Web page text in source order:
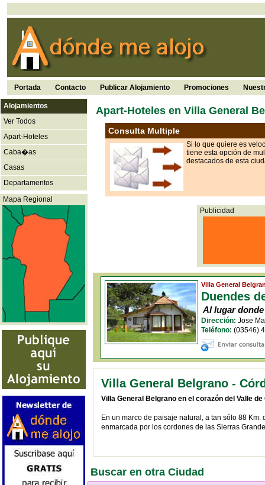
Portada Contacto Publicar Alojamiento Promociones
Alojamientos
Ver Todos
Apart-Hoteles
Caba�as
Casas
Departamentos
Mapa Regional
Apart-Hoteles en Villa General
Consulta Multiple
Si lo que quiere es
tiene esta opción de
destacados de esta
Publicidad
Villa General
Duendes
Al lugar
Dirección: Jose
Teléfono: (03546)
Villa General Belgrano -
Villa General Belgrano en el corazón del Valle
En un marco de paisaje natural, a tan sólo 88
enmarcada por los cordones de las Sierras
Buscar en otra Ciudad